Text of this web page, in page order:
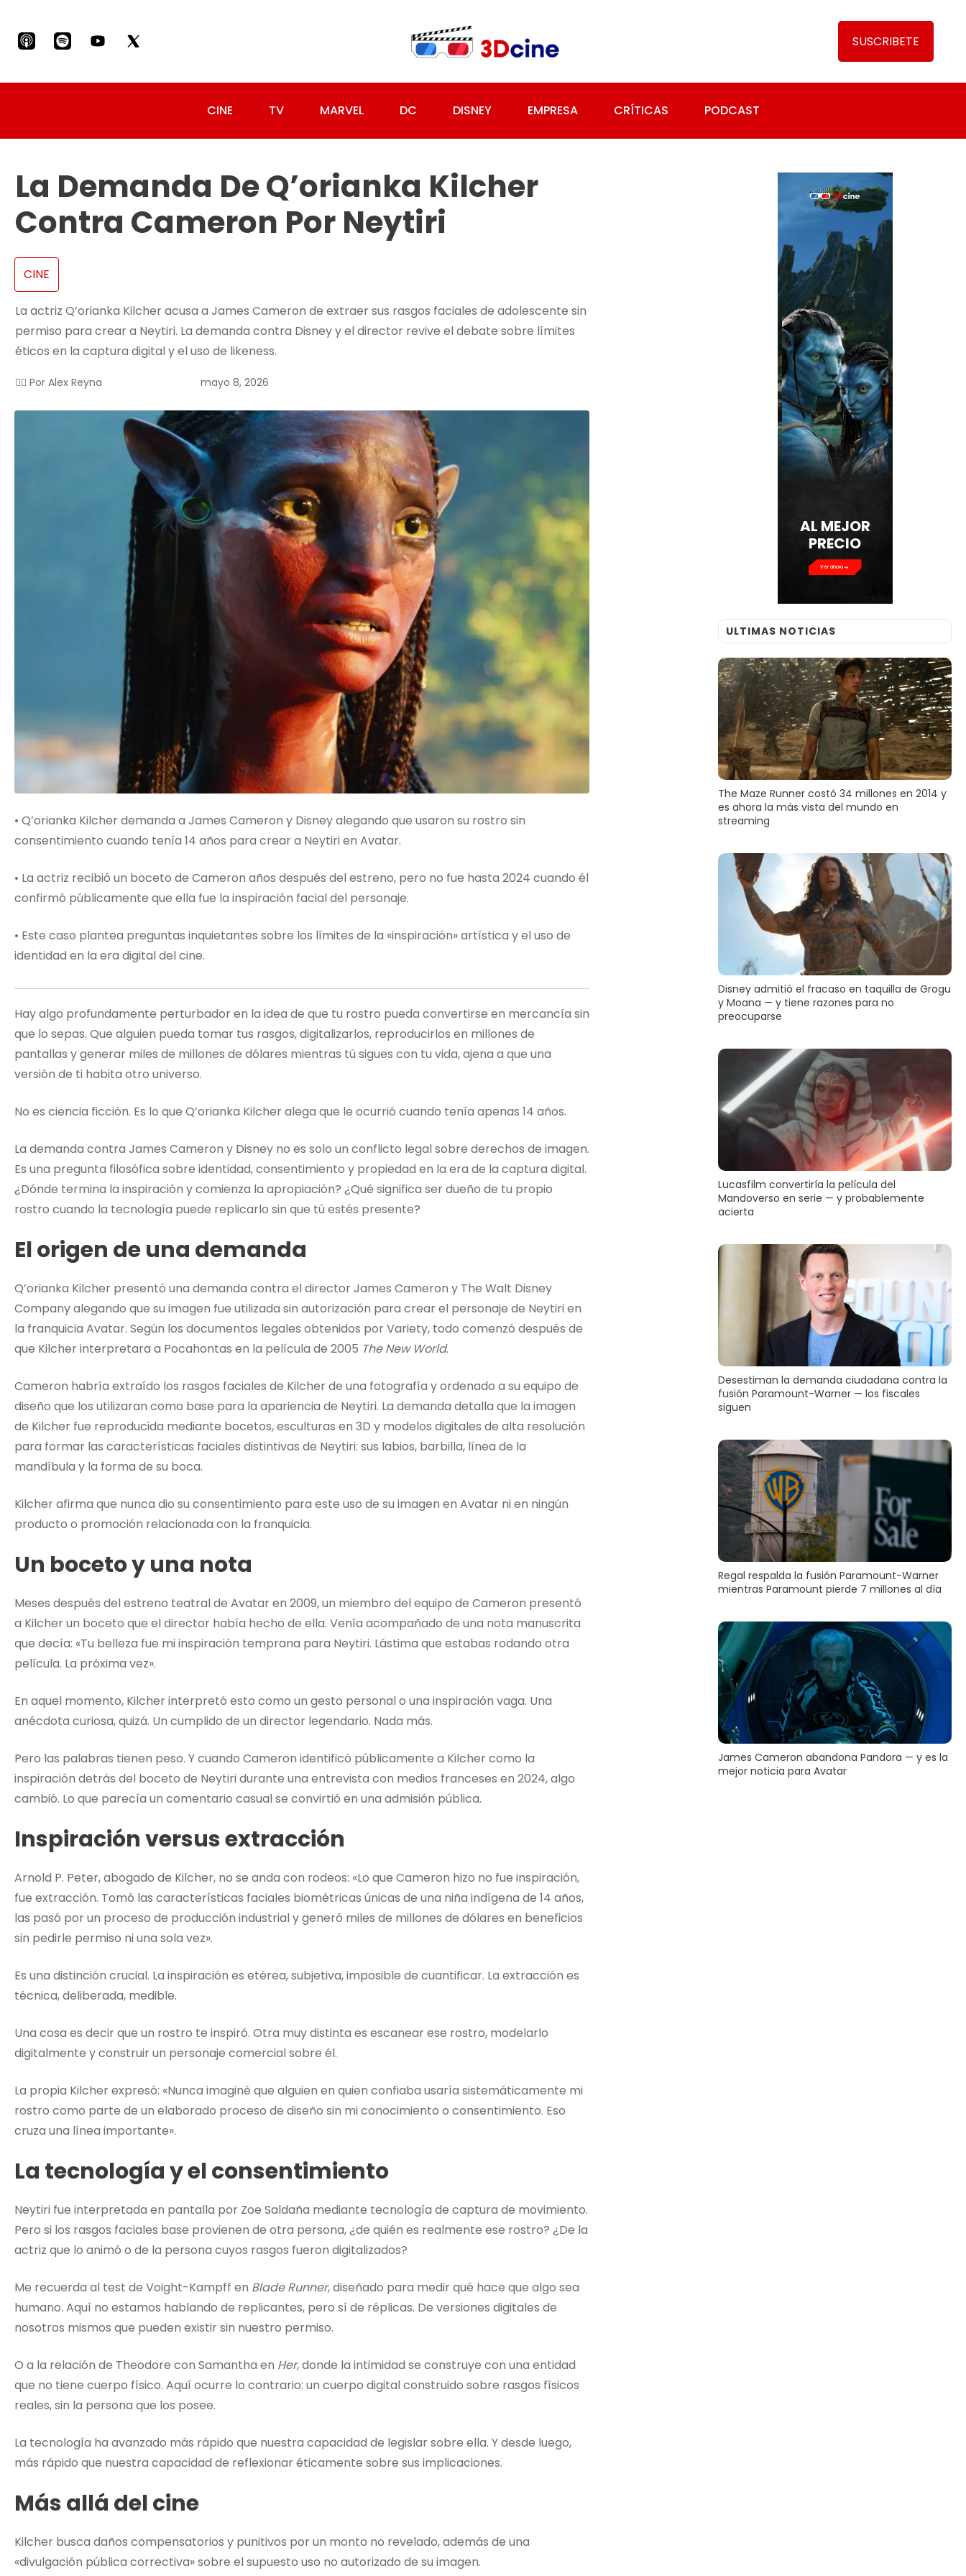
SUSCRIBETE
CINE TV MARVEL DC DISNEY EMPRESA CRÍTICAS PODCAST
La Demanda De Q’orianka Kilcher
Contra Cameron Por Neytiri
CINE
La actriz Q’orianka Kilcher acusa a James Cameron de extraer sus rasgos faciales de adolescente sin
permiso para crear a Neytiri. La demanda contra Disney y el director revive el debate sobre límites
éticos en la captura digital y el uso de likeness.
✍🏻 Por Alex Reyna mayo 8, 2026
• Q’orianka Kilcher demanda a James Cameron y Disney alegando que usaron su rostro sin
consentimiento cuando tenía 14 años para crear a Neytiri en Avatar.
• La actriz recibió un boceto de Cameron años después del estreno, pero no fue hasta 2024 cuando él
confirmó públicamente que ella fue la inspiración facial del personaje.
• Este caso plantea preguntas inquietantes sobre los límites de la «inspiración» artística y el uso de
identidad en la era digital del cine.
Hay algo profundamente perturbador en la idea de que tu rostro pueda convertirse en mercancía sin
que lo sepas. Que alguien pueda tomar tus rasgos, digitalizarlos, reproducirlos en millones de
pantallas y generar miles de millones de dólares mientras tú sigues con tu vida, ajena a que una
versión de ti habita otro universo.
No es ciencia ficción. Es lo que Q’orianka Kilcher alega que le ocurrió cuando tenía apenas 14 años.
La demanda contra James Cameron y Disney no es solo un conflicto legal sobre derechos de imagen.
Es una pregunta filosófica sobre identidad, consentimiento y propiedad en la era de la captura digital.
¿Dónde termina la inspiración y comienza la apropiación? ¿Qué significa ser dueño de tu propio
rostro cuando la tecnología puede replicarlo sin que tú estés presente?
El origen de una demanda
Q’orianka Kilcher presentó una demanda contra el director James Cameron y The Walt Disney
Company alegando que su imagen fue utilizada sin autorización para crear el personaje de Neytiri en
la franquicia Avatar. Según los documentos legales obtenidos por Variety, todo comenzó después de
que Kilcher interpretara a Pocahontas en la película de 2005 The New World.
Cameron habría extraído los rasgos faciales de Kilcher de una fotografía y ordenado a su equipo de
diseño que los utilizaran como base para la apariencia de Neytiri. La demanda detalla que la imagen
de Kilcher fue reproducida mediante bocetos, esculturas en 3D y modelos digitales de alta resolución
para formar las características faciales distintivas de Neytiri: sus labios, barbilla, línea de la
mandíbula y la forma de su boca.
Kilcher afirma que nunca dio su consentimiento para este uso de su imagen en Avatar ni en ningún
producto o promoción relacionada con la franquicia.
Un boceto y una nota
Meses después del estreno teatral de Avatar en 2009, un miembro del equipo de Cameron presentó
a Kilcher un boceto que el director había hecho de ella. Venía acompañado de una nota manuscrita
que decía: «Tu belleza fue mi inspiración temprana para Neytiri. Lástima que estabas rodando otra
película. La próxima vez».
En aquel momento, Kilcher interpretó esto como un gesto personal o una inspiración vaga. Una
anécdota curiosa, quizá. Un cumplido de un director legendario. Nada más.
Pero las palabras tienen peso. Y cuando Cameron identificó públicamente a Kilcher como la
inspiración detrás del boceto de Neytiri durante una entrevista con medios franceses en 2024, algo
cambió. Lo que parecía un comentario casual se convirtió en una admisión pública.
Inspiración versus extracción
Arnold P. Peter, abogado de Kilcher, no se anda con rodeos: «Lo que Cameron hizo no fue inspiración,
fue extracción. Tomó las características faciales biométricas únicas de una niña indígena de 14 años,
las pasó por un proceso de producción industrial y generó miles de millones de dólares en beneficios
sin pedirle permiso ni una sola vez».
Es una distinción crucial. La inspiración es etérea, subjetiva, imposible de cuantificar. La extracción es
técnica, deliberada, medible.
Una cosa es decir que un rostro te inspiró. Otra muy distinta es escanear ese rostro, modelarlo
digitalmente y construir un personaje comercial sobre él.
La propia Kilcher expresó: «Nunca imaginé que alguien en quien confiaba usaría sistemáticamente mi
rostro como parte de un elaborado proceso de diseño sin mi conocimiento o consentimiento. Eso
cruza una línea importante».
La tecnología y el consentimiento
Neytiri fue interpretada en pantalla por Zoe Saldaña mediante tecnología de captura de movimiento.
Pero si los rasgos faciales base provienen de otra persona, ¿de quién es realmente ese rostro? ¿De la
actriz que lo animó o de la persona cuyos rasgos fueron digitalizados?
Me recuerda al test de Voight-Kampff en Blade Runner, diseñado para medir qué hace que algo sea
humano. Aquí no estamos hablando de replicantes, pero sí de réplicas. De versiones digitales de
nosotros mismos que pueden existir sin nuestro permiso.
O a la relación de Theodore con Samantha en Her, donde la intimidad se construye con una entidad
que no tiene cuerpo físico. Aquí ocurre lo contrario: un cuerpo digital construido sobre rasgos físicos
reales, sin la persona que los posee.
La tecnología ha avanzado más rápido que nuestra capacidad de legislar sobre ella. Y desde luego,
más rápido que nuestra capacidad de reflexionar éticamente sobre sus implicaciones.
Más allá del cine
Kilcher busca daños compensatorios y punitivos por un monto no revelado, además de una
«divulgación pública correctiva» sobre el supuesto uso no autorizado de su imagen.
AL MEJOR
PRECIO
Ver ahora
ULTIMAS NOTICIAS
The Maze Runner costó 34 millones en 2014 y
es ahora la más vista del mundo en
streaming
Disney admitió el fracaso en taquilla de Grogu
y Moana — y tiene razones para no
preocuparse
Lucasfilm convertiría la película del
Mandoverso en serie — y probablemente
acierta
Desestiman la demanda ciudadana contra la
fusión Paramount-Warner — los fiscales
siguen
Regal respalda la fusión Paramount-Warner
mientras Paramount pierde 7 millones al día
James Cameron abandona Pandora — y es la
mejor noticia para Avatar